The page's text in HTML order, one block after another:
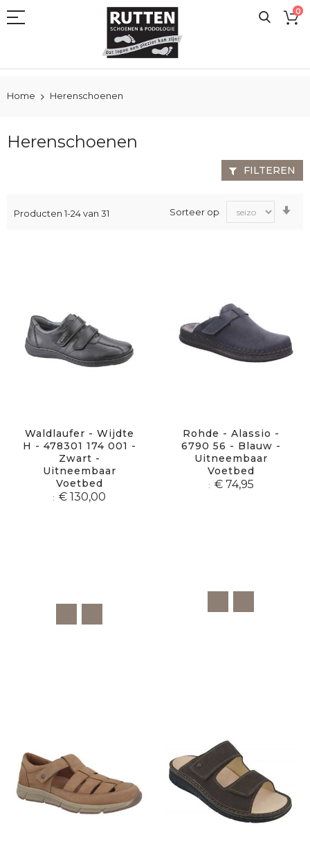
naar
0
Home Herenschoenen
Herenschoenen
Producten 1-24van 31 Sorteer op
Waldlaufer - Wijdte
H - 478301 174 001 -
Zwart -
Uitneembaar
Voetbed
€ 130,00
Rohde - Alassio -
6790 56 - Blauw -
Uitneembaar
Voetbed
€ 74,95
FILTEREN